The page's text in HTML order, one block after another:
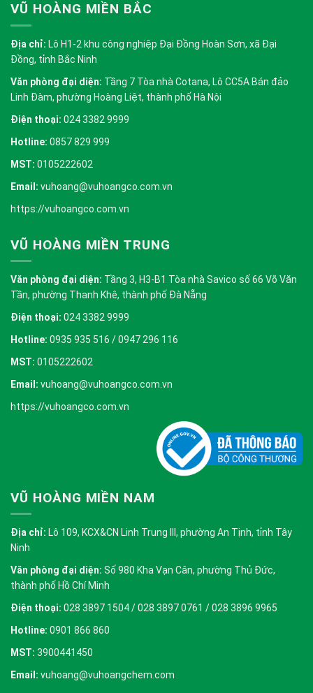
VŨ HOÀNG MIỀN BẮC
Địa chỉ: Lô H1-2 khu công nghiệp Đại Đồng Hoàn Sơn, xã Đại
Đồng, tỉnh Bắc Ninh
Văn phòng đại diện: Tầng 7 Tòa nhà Cotana, Lô CC5A Bán đảo
Linh Đàm, phường Hoàng Liệt, thành phố Hà Nội
Điện thoại: 024 3382 9999
Hotline: 0857 829 999
MST: 0105222602
Email: vuhoang@vuhoangco.com.vn
https://vuhoangco.com.vn
VŨ HOÀNG MIỀN TRUNG
Văn phòng đại diện: Tầng 3, H3-B1 Tòa nhà Savico số 66 Võ Văn
Tần, phường Thanh Khê, thành phố Đà Nẵng
Điện thoại: 024 3382 9999
Hotline: 0935 935 516 / 0947 296 116
MST: 0105222602
Email: vuhoang@vuhoangco.com.vn
https://vuhoangco.com.vn
VŨ HOÀNG MIỀN NAM
Địa chỉ: Lô 109, KCX&CN Linh Trung III, phường An Tịnh, tỉnh Tây
Ninh
Văn phòng đại diện: Số 980 Kha Vạn Cân, phường Thủ Đức,
thành phố Hồ Chí Minh
Điện thoại: 028 3897 1504 / 028 3897 0761 / 028 3896 9965
Hotline: 0901 866 860
MST: 3900441450
Email: vuhoang@vuhoangchem.com